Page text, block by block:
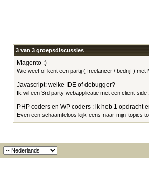
3 van 3 groepsdiscussies
Magento :)
Wie weet of kent een partij ( freelancer / bedrijf ) met
Javascript: welke IDE of debugger?
Ik wil een 3rd party webapplicatie met een client-side
PHP coders en WP coders : ik heb 1 opdracht
Even een schaamteloos kijk-eens-naar-mijn-topics